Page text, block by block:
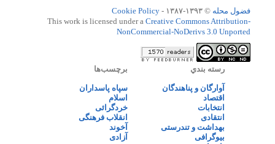
فضول محله © ۱۳۹۳-۱۳۸۷ -
Cookie Policy
This work is licensed under a Creative Commons Attribution-
NonCommercial-NoDerivs 3.0 Unported
رسته بندي
آوارگان و پناهندگان
اقتصاد
انتخابات
انتقادی
بهداشت و تندرستی
بیوگرافی
برچسب‌ها
سپاه پاسداران
اسلام
خردگرائی
انقلاب فرهنگی
آخوند
آزادی